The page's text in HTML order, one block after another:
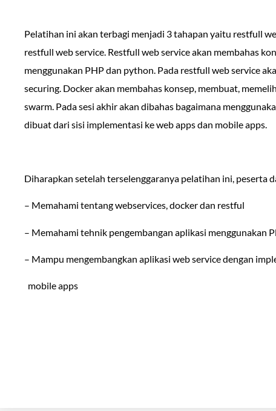
Pelatihan ini akan terbagi menjadi 3 tahapan yaitu restfull
restfull web service. Restfull web service akan membahas
menggunakan PHP dan python. Pada restfull web service
securing. Docker akan membahas konsep, membuat,
swarm. Pada sesi akhir akan dibahas bagaimana
dibuat dari sisi implementasi ke web apps dan mobile apps.
Diharapkan setelah terselenggaranya pelatihan ini, peserta
– Memahami tentang webservices, docker dan restful
– Memahami tehnik pengembangan aplikasi menggunakan
– Mampu mengembangkan aplikasi web service dengan
mobile apps